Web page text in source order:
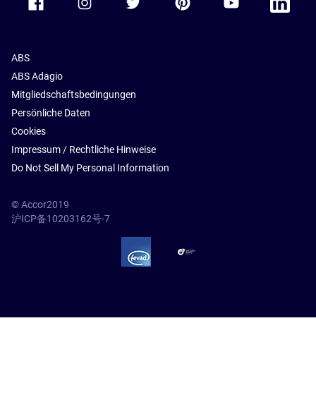
ABS
ABS Adagio
Mitgliedschaftsbedingungen
Persönliche Daten
Cookies
Impressum / Rechtliche Hinweise
Do Not Sell My Personal Information
© Accor2019
沪ICP备10203162号-7